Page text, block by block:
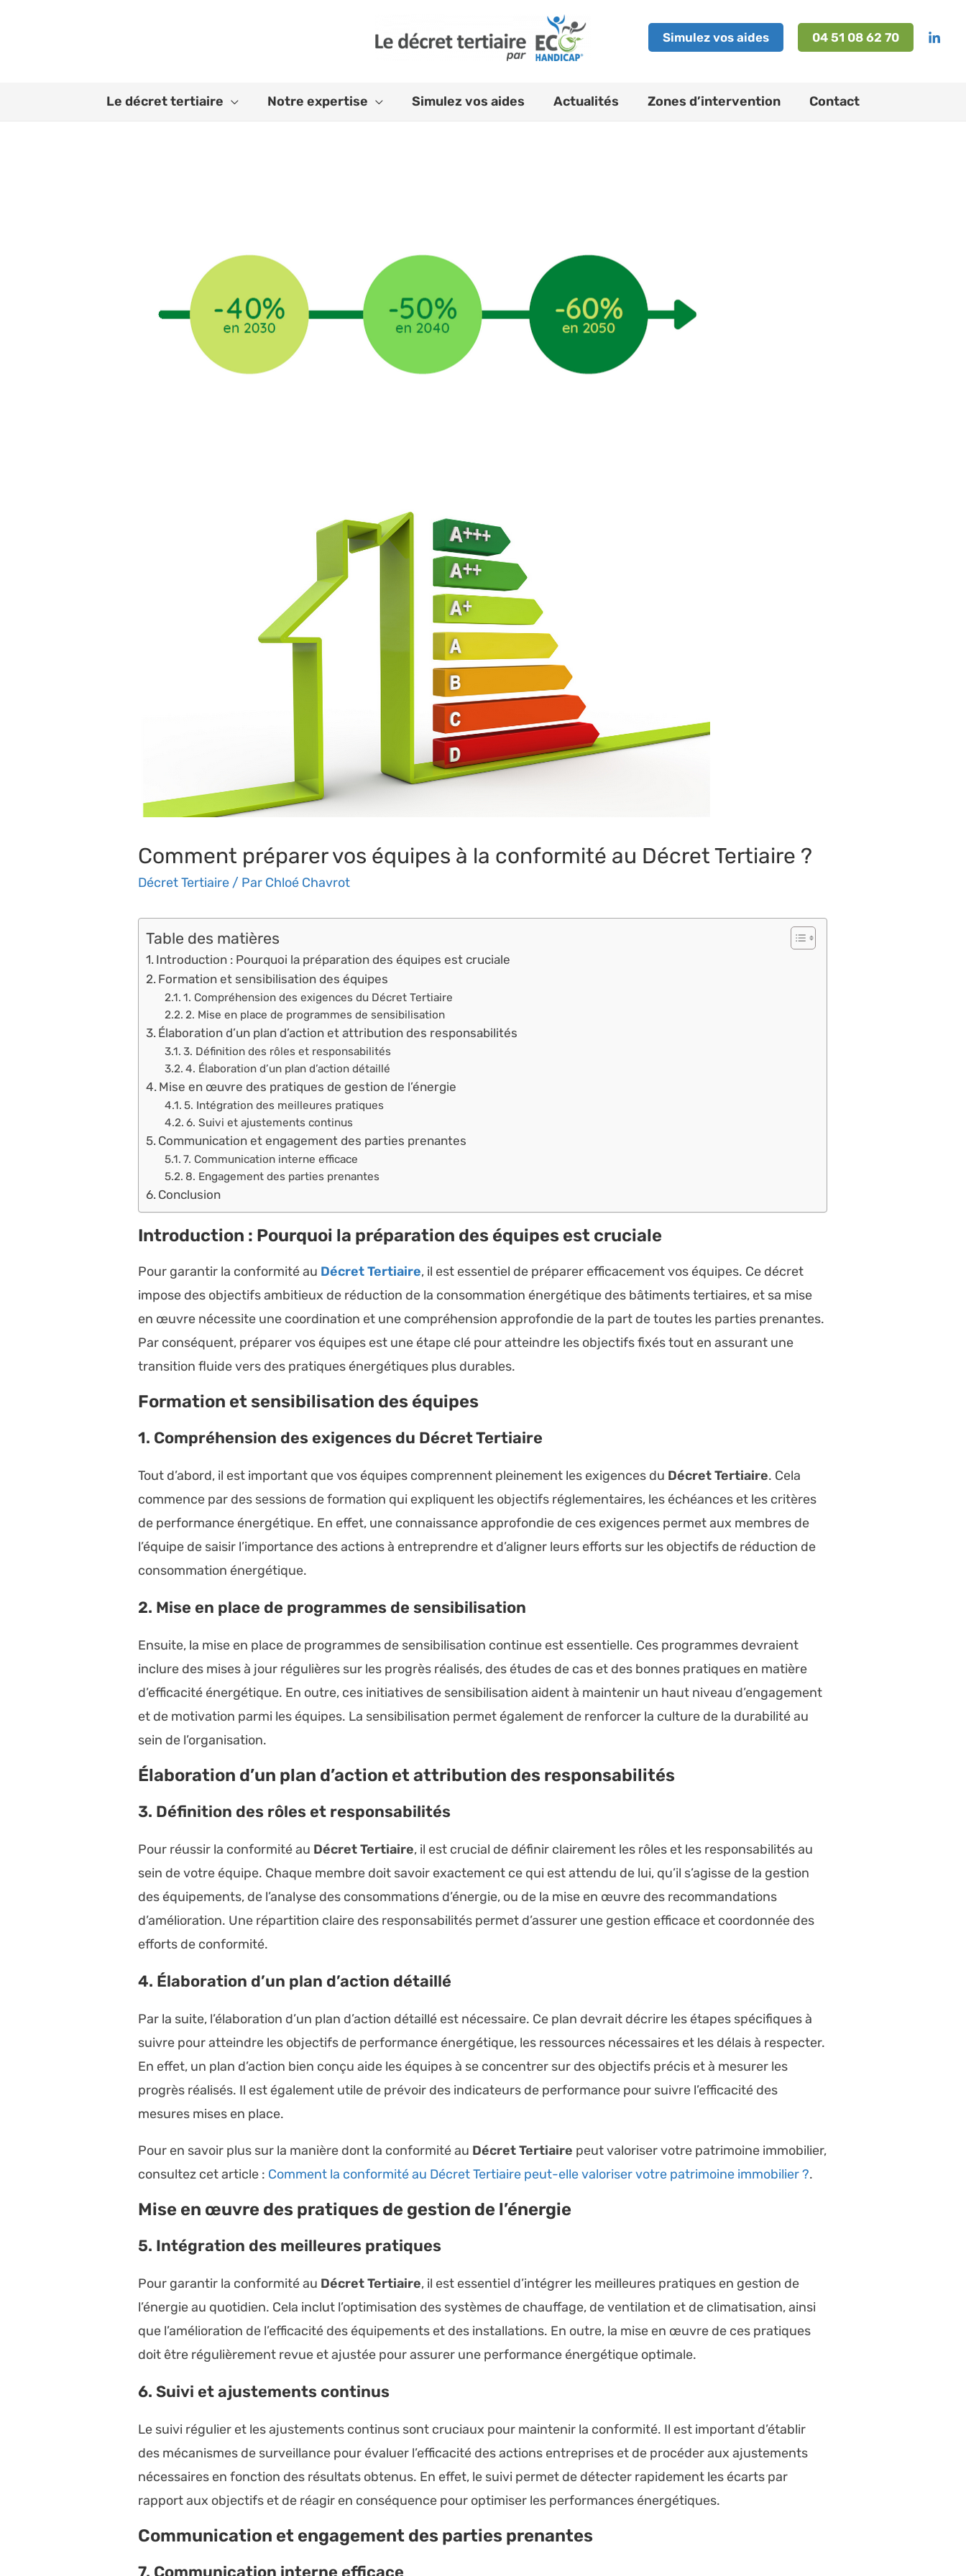
Simulez vos aides 04 51 08 62 70
Le décret tertiaire Notre expertise Simulez vos aides Actualités Zones d’intervention Contact
Comment préparer vos équipes à la conformité au Décret Tertiaire ?
Décret Tertiaire / Par Chloé Chavrot
Table des matières
Introduction : Pourquoi la préparation des équipes est cruciale
Formation et sensibilisation des équipes
1. Compréhension des exigences du Décret Tertiaire
2. Mise en place de programmes de sensibilisation
Élaboration d’un plan d’action et attribution des responsabilités
3. Définition des rôles et responsabilités
4. Élaboration d’un plan d’action détaillé
Mise en œuvre des pratiques de gestion de l’énergie
5. Intégration des meilleures pratiques
6. Suivi et ajustements continus
Communication et engagement des parties prenantes
7. Communication interne efficace
8. Engagement des parties prenantes
Conclusion
Introduction : Pourquoi la préparation des équipes est cruciale
Pour garantir la conformité au Décret Tertiaire, il est essentiel de préparer efficacement vos équipes. Ce décret
impose des objectifs ambitieux de réduction de la consommation énergétique des bâtiments tertiaires, et sa mise
en œuvre nécessite une coordination et une compréhension approfondie de la part de toutes les parties prenantes.
Par conséquent, préparer vos équipes est une étape clé pour atteindre les objectifs fixés tout en assurant une
transition fluide vers des pratiques énergétiques plus durables.
Formation et sensibilisation des équipes
1. Compréhension des exigences du Décret Tertiaire
Tout d’abord, il est important que vos équipes comprennent pleinement les exigences du Décret Tertiaire. Cela
commence par des sessions de formation qui expliquent les objectifs réglementaires, les échéances et les critères
de performance énergétique. En effet, une connaissance approfondie de ces exigences permet aux membres de
l’équipe de saisir l’importance des actions à entreprendre et d’aligner leurs efforts sur les objectifs de réduction de
consommation énergétique.
2. Mise en place de programmes de sensibilisation
Ensuite, la mise en place de programmes de sensibilisation continue est essentielle. Ces programmes devraient
inclure des mises à jour régulières sur les progrès réalisés, des études de cas et des bonnes pratiques en matière
d’efficacité énergétique. En outre, ces initiatives de sensibilisation aident à maintenir un haut niveau d’engagement
et de motivation parmi les équipes. La sensibilisation permet également de renforcer la culture de la durabilité au
sein de l’organisation.
Élaboration d’un plan d’action et attribution des responsabilités
3. Définition des rôles et responsabilités
Pour réussir la conformité au Décret Tertiaire, il est crucial de définir clairement les rôles et les responsabilités au
sein de votre équipe. Chaque membre doit savoir exactement ce qui est attendu de lui, qu’il s’agisse de la gestion
des équipements, de l’analyse des consommations d’énergie, ou de la mise en œuvre des recommandations
d’amélioration. Une répartition claire des responsabilités permet d’assurer une gestion efficace et coordonnée des
efforts de conformité.
4. Élaboration d’un plan d’action détaillé
Par la suite, l’élaboration d’un plan d’action détaillé est nécessaire. Ce plan devrait décrire les étapes spécifiques à
suivre pour atteindre les objectifs de performance énergétique, les ressources nécessaires et les délais à respecter.
En effet, un plan d’action bien conçu aide les équipes à se concentrer sur des objectifs précis et à mesurer les
progrès réalisés. Il est également utile de prévoir des indicateurs de performance pour suivre l’efficacité des
mesures mises en place.
Pour en savoir plus sur la manière dont la conformité au Décret Tertiaire peut valoriser votre patrimoine immobilier,
consultez cet article : Comment la conformité au Décret Tertiaire peut-elle valoriser votre patrimoine immobilier ?.
Mise en œuvre des pratiques de gestion de l’énergie
5. Intégration des meilleures pratiques
Pour garantir la conformité au Décret Tertiaire, il est essentiel d’intégrer les meilleures pratiques en gestion de
l’énergie au quotidien. Cela inclut l’optimisation des systèmes de chauffage, de ventilation et de climatisation, ainsi
que l’amélioration de l’efficacité des équipements et des installations. En outre, la mise en œuvre de ces pratiques
doit être régulièrement revue et ajustée pour assurer une performance énergétique optimale.
6. Suivi et ajustements continus
Le suivi régulier et les ajustements continus sont cruciaux pour maintenir la conformité. Il est important d’établir
des mécanismes de surveillance pour évaluer l’efficacité des actions entreprises et de procéder aux ajustements
nécessaires en fonction des résultats obtenus. En effet, le suivi permet de détecter rapidement les écarts par
rapport aux objectifs et de réagir en conséquence pour optimiser les performances énergétiques.
Communication et engagement des parties prenantes